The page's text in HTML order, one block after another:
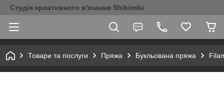
Студія креативного в'язання Shikimiki
Товари та послуги Пряжа Букльована пряжа